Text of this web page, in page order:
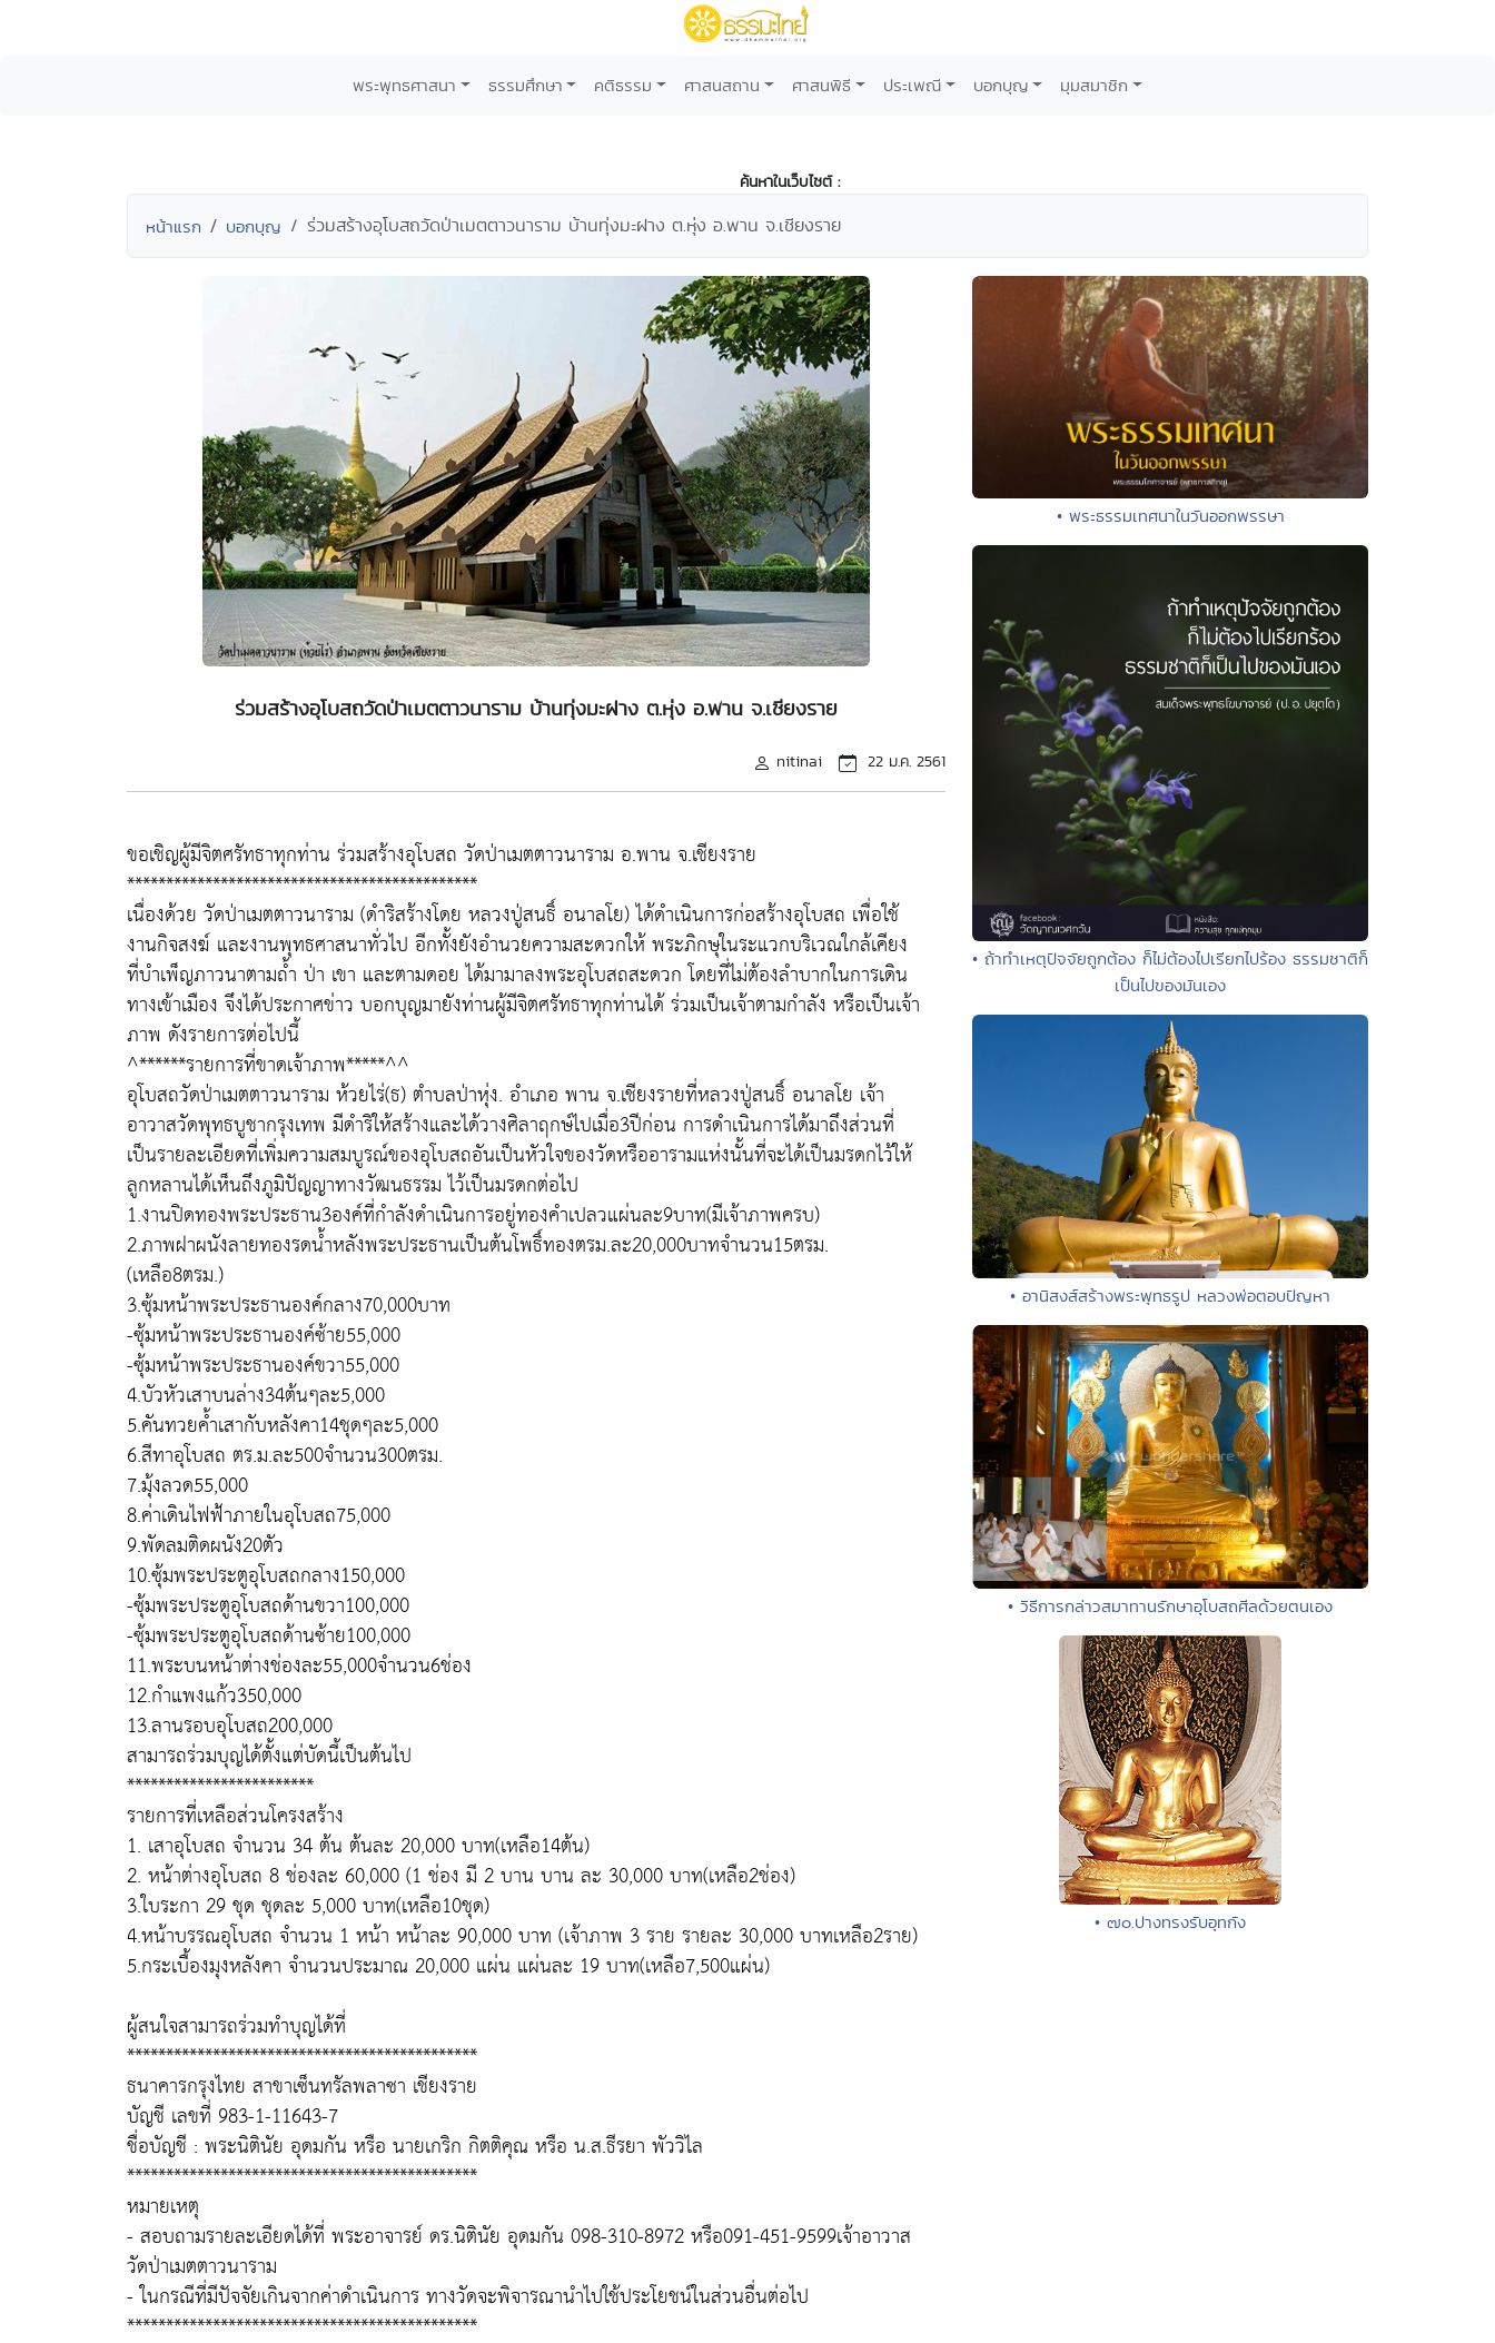
พระพุทธศาสนา ธรรมศึกษา คติธรรม ศาสนสถาน ศาสนพิธี ประเพณี บอกบุญ มุมสมาชิก
ค้นหาในเว็บไซต์ :
หน้าแรก บอกบุญ ร่วมสร้างอุโบสถวัดป่าเมตตาวนาราม บ้านทุ่งมะฝาง ต.หุ่ง อ.พาน จ.เชียงราย
ร่วมสร้างอุโบสถวัดป่าเมตตาวนาราม บ้านทุ่งมะฝาง ต.หุ่ง อ.พาน จ.เชียงราย
nitinai 22 ม.ค. 2561
ขอเชิญผู้มีจิตศรัทธาทุกท่าน ร่วมสร้างอุโบสถ วัดป่าเมตตาวนาราม อ.พาน จ.เชียงราย
*********************************************
เนื่องด้วย วัดป่าเมตตาวนาราม (ดำริสร้างโดย หลวงปู่สนธิ์ อนาลโย) ได้ดำเนินการก่อสร้างอุโบสถ เพื่อใช้
งานกิจสงฆ์ และงานพุทธศาสนาทั่วไป อีกทั้งยังอำนวยความสะดวกให้ พระภิกษุในระแวกบริเวณใกล้เคียง
ที่บำเพ็ญภาวนาตามถ้ำ ป่า เขา และตามดอย ได้มามาลงพระอุโบสถสะดวก โดยที่ไม่ต้องลำบากในการเดิน
ทางเข้าเมือง จึงได้ประกาศข่าว บอกบุญมายังท่านผู้มีจิตศรัทธาทุกท่านได้ ร่วมเป็นเจ้าตามกำลัง หรือเป็นเจ้า
ภาพ ดังรายการต่อไปนี้
^******รายการที่ขาดเจ้าภาพ*****^^
อุโบสถวัดป่าเมตตาวนาราม ห้วยไร่(ธ) ตำบลป่าหุ่ง. อำเภอ พาน จ.เชียงรายที่หลวงปู่สนธิ์ อนาลโย เจ้า
อาวาสวัดพุทธบูชากรุงเทพ มีดำริให้สร้างและได้วางศิลาฤกษ์ไปเมื่อ3ปีก่อน การดำเนินการได้มาถึงส่วนที่
เป็นรายละเอียดที่เพิ่มความสมบูรณ์ของอุโบสถอันเป็นหัวใจของวัดหรืออารามแห่งนั้นที่จะได้เป็นมรดกไว้ให้
ลูกหลานได้เห็นถึงภูมิปัญญาทางวัฒนธรรม ไว้เป็นมรดกต่อไป
1.งานปิดทองพระประธาน3องค์ที่กำลังดำเนินการอยู่ทองคำเปลวแผ่นละ9บาท(มีเจ้าภาพครบ)
2.ภาพฝาผนังลายทองรดน้ำหลังพระประธานเป็นต้นโพธิ์ทองตรม.ละ20,000บาทจำนวน15ตรม.
(เหลือ8ตรม.)
3.ซุ้มหน้าพระประธานองค์กลาง70,000บาท
-ซุ้มหน้าพระประธานองค์ซ้าย55,000
-ซุ้มหน้าพระประธานองค์ขวา55,000
4.บัวหัวเสาบนล่าง34ต้นๆละ5,000
5.คันทวยค้ำเสากับหลังคา14ชุดๆละ5,000
6.สีทาอุโบสถ ตร.ม.ละ500จำนวน300ตรม.
7.มุ้งลวด55,000
8.ค่าเดินไฟฟ้าภายในอุโบสถ75,000
9.พัดลมติดผนัง20ตัว
10.ซุ้มพระประตูอุโบสถกลาง150,000
-ซุ้มพระประตูอุโบสถด้านขวา100,000
-ซุ้มพระประตูอุโบสถด้านซ้าย100,000
11.พระบนหน้าต่างช่องละ55,000จำนวน6ช่อง
12.กำแพงแก้ว350,000
13.ลานรอบอุโบสถ200,000
สามารถร่วมบุญได้ตั้งแต่บัดนี้เป็นต้นไป
************************
รายการที่เหลือส่วนโครงสร้าง
1. เสาอุโบสถ จำนวน 34 ต้น ต้นละ 20,000 บาท(เหลือ14ต้น)
2. หน้าต่างอุโบสถ 8 ช่องละ 60,000 (1 ช่อง มี 2 บาน บาน ละ 30,000 บาท(เหลือ2ช่อง)
3.ใบระกา 29 ชุด ชุดละ 5,000 บาท(เหลือ10ชุด)
4.หน้าบรรณอุโบสถ จำนวน 1 หน้า หน้าละ 90,000 บาท (เจ้าภาพ 3 ราย รายละ 30,000 บาทเหลือ2ราย)
5.กระเบื้องมุงหลังคา จำนวนประมาณ 20,000 แผ่น แผ่นละ 19 บาท(เหลือ7,500แผ่น)
ผู้สนใจสามารถร่วมทำบุญได้ที่
*********************************************
ธนาคารกรุงไทย สาขาเซ็นทรัลพลาซา เชียงราย
บัญชี เลขที่ 983-1-11643-7
ชื่อบัญชี : พระนิตินัย อุดมกัน หรือ นายเกริก กิตติคุณ หรือ น.ส.ธีรยา พัววิไล
*********************************************
หมายเหตุ
- สอบถามรายละเอียดได้ที่ พระอาจารย์ ดร.นิตินัย อุดมกัน 098-310-8972 หรือ091-451-9599เจ้าอาวาส
วัดป่าเมตตาวนาราม
- ในกรณีที่มีปัจจัยเกินจากค่าดำเนินการ ทางวัดจะพิจารณานำไปใช้ประโยชน์ในส่วนอื่นต่อไป
*********************************************
• พระธรรมเทศนาในวันออกพรรษา
• ถ้าทำเหตุปัจจัยถูกต้อง ก็ไม่ต้องไปเรียกไปร้อง ธรรมชาติก็
เป็นไปของมันเอง
• อานิสงส์สร้างพระพุทธรูป หลวงพ่อตอบปัญหา
• วิธีการกล่าวสมาทานรักษาอุโบสถศีลด้วยตนเอง
• ๗๐.ปางทรงรับอุทกัง